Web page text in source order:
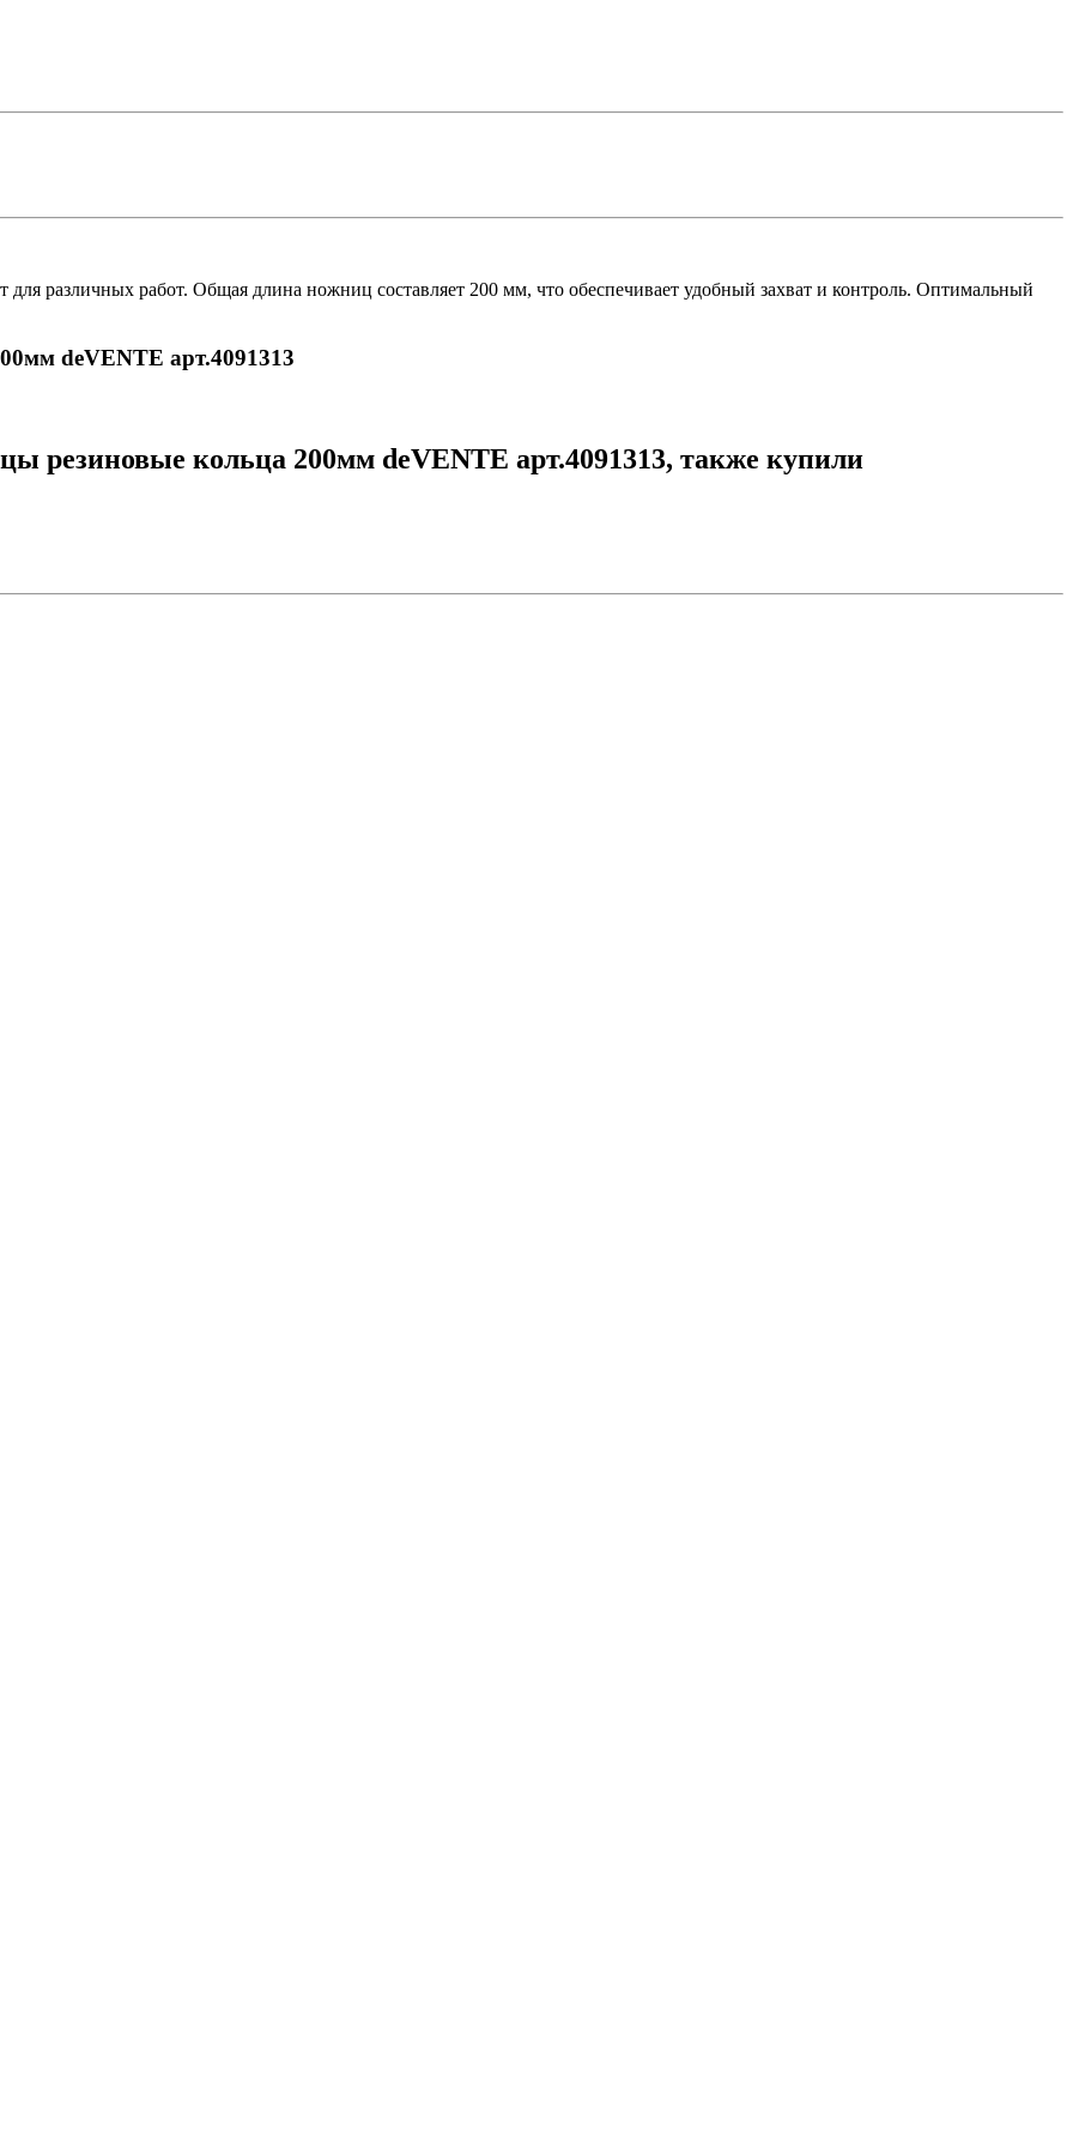
различных работ. Общая длина ножниц составляет 200 мм, что обеспечивает удобный захват и контроль. Оптимальный
deVENTE арт.4091313
резиновые кольца 200мм deVENTE арт.4091313, также купили